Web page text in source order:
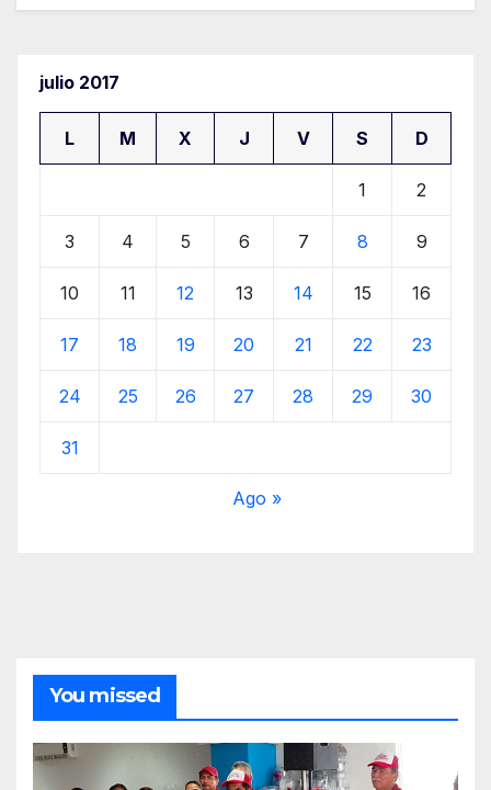
julio 2017
L M X J V S D
1 2
3 4 5 6 7 8 9
10 11 12 13 14 15 16
17 18 19 20 21 22 23
24 25 26 27 28 29 30
31
Ago »
You missed